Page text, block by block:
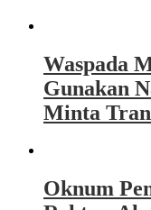
Waspada
Gunakan
Minta
Oknum